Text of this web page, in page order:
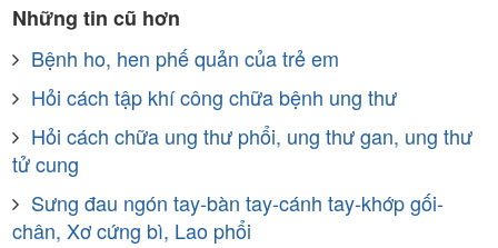
Những tin cũ hơn
Bệnh ho, hen phế quản của trẻ em
Hỏi cách tập khí công chữa bệnh ung thư
Hỏi cách chữa ung thư phổi, ung thư gan, ung thư
tử cung
Sưng đau ngón tay-bàn tay-cánh tay-khớp gối-
chân, Xơ cứng bì, Lao phổi